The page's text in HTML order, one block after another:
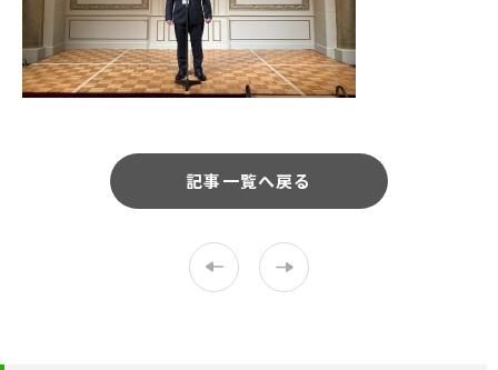
記事一覧へ戻る